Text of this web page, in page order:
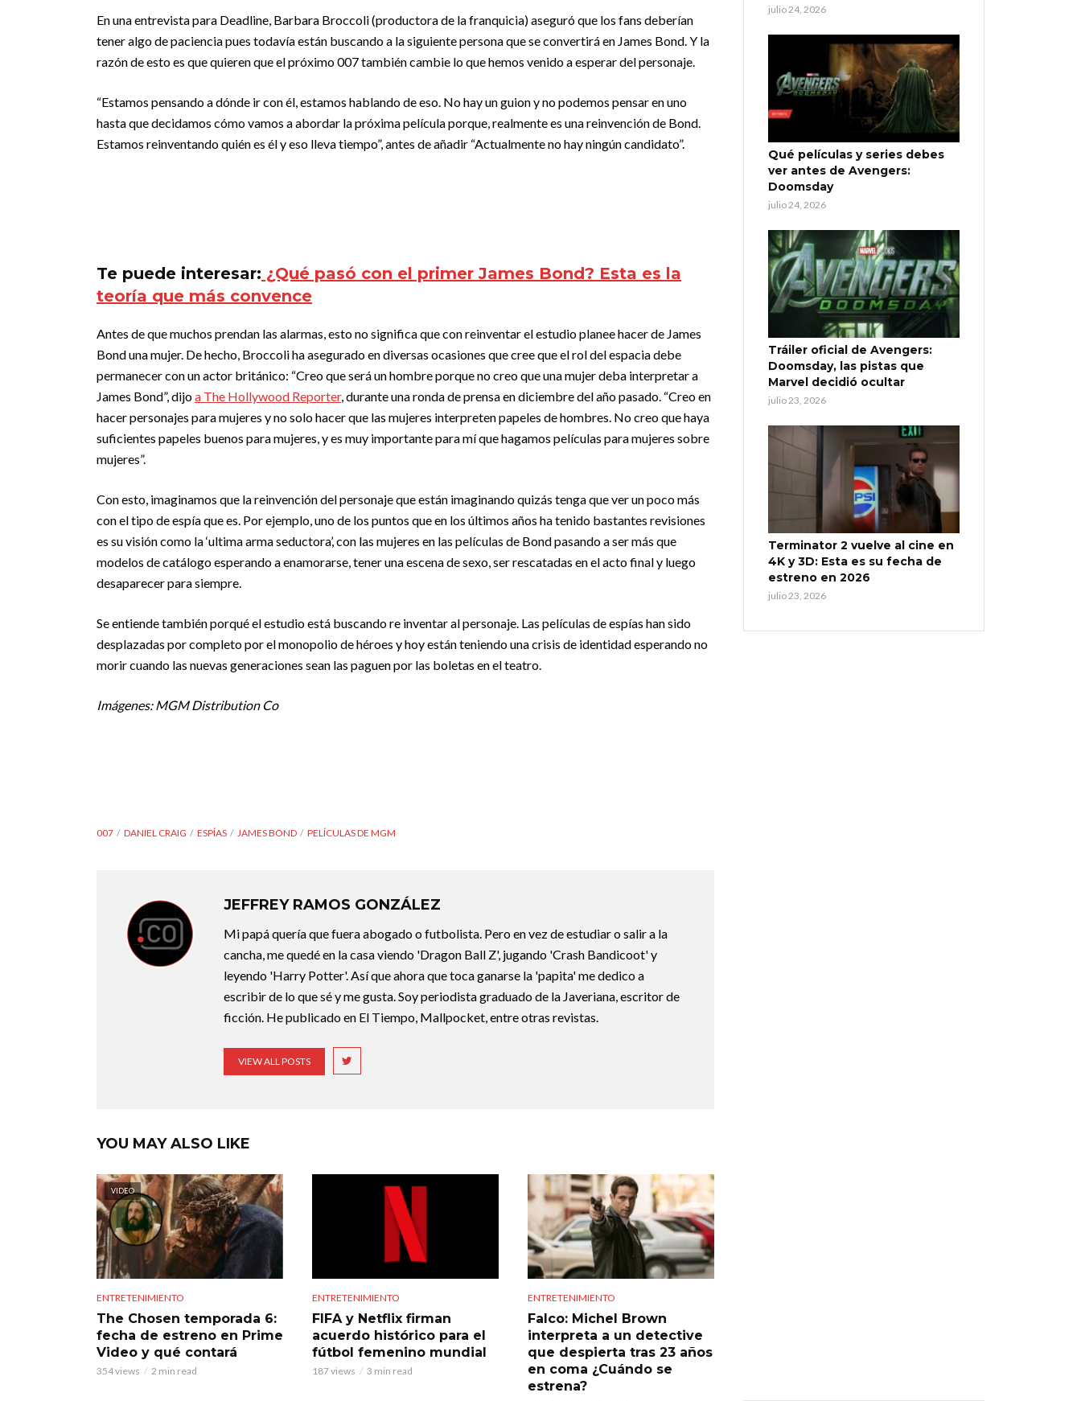
En una entrevista para Deadline, Barbara Broccoli (productora de la franquicia) aseguró que los fans deberían
tener algo de paciencia pues todavía están buscando a la siguiente persona que se convertirá en James Bond. Y la
razón de esto es que quieren que el próximo 007 también cambie lo que hemos venido a esperar del personaje.
“Estamos pensando a dónde ir con él, estamos hablando de eso. No hay un guion y no podemos pensar en uno
hasta que decidamos cómo vamos a abordar la próxima película porque, realmente es una reinvención de Bond.
Estamos reinventando quién es él y eso lleva tiempo”, antes de añadir “Actualmente no hay ningún candidato”.
Te puede interesar: ¿Qué pasó con el primer James Bond? Esta es la
teoría que más convence
Antes de que muchos prendan las alarmas, esto no significa que con reinventar el estudio planee hacer de James
Bond una mujer. De hecho, Broccoli ha asegurado en diversas ocasiones que cree que el rol del espacia debe
permanecer con un actor británico: “Creo que será un hombre porque no creo que una mujer deba interpretar a
James Bond”, dijoa The Hollywood Reporter, durante una ronda de prensa en diciembre del año pasado. “Creo en
hacer personajes para mujeres y no solo hacer que las mujeres interpreten papeles de hombres. No creo que haya
suficientes papeles buenos para mujeres, y es muy importante para mí que hagamos películas para mujeres sobre
mujeres”.
Con esto, imaginamos que la reinvención del personaje que están imaginando quizás tenga que ver un poco más
con el tipo de espía que es. Por ejemplo, uno de los puntos que en los últimos años ha tenido bastantes revisiones
es su visión como la ‘ultima arma seductora’, con las mujeres en las películas de Bond pasando a ser más que
modelos de catálogo esperando a enamorarse, tener una escena de sexo, ser rescatadas en el acto final y luego
desaparecer para siempre.
Se entiende también porqué el estudio está buscando re inventar al personaje. Las películas de espías han sido
desplazadas por completo por el monopolio de héroes y hoy están teniendo una crisis de identidad esperando no
morir cuando las nuevas generaciones sean las paguen por las boletas en el teatro.
Imágenes: MGM Distribution Co
007 DANIEL CRAIG ESPÍAS JAMES BOND PELÍCULAS DE MGM
JEFFREY RAMOS GONZÁLEZ
Mi papá quería que fuera abogado o futbolista. Pero en vez de estudiar o salir a la
cancha, me quedé en la casa viendo 'Dragon Ball Z', jugando 'Crash Bandicoot' y
leyendo 'Harry Potter'. Así que ahora que toca ganarse la 'papita' me dedico a
escribir de lo que sé y me gusta. Soy periodista graduado de la Javeriana, escritor de
ficción. He publicado en El Tiempo, Mallpocket, entre otras revistas.
VIEW ALL POSTS
YOU MAY ALSO LIKE
VIDEO
ENTRETENIMIENTO
The Chosen temporada 6:
fecha de estreno en Prime
Video y qué contará
354 views 2 min read
ENTRETENIMIENTO
FIFA y Netflix firman
acuerdo histórico para el
fútbol femenino mundial
187 views 3 min read
ENTRETENIMIENTO
Falco: Michel Brown
interpreta a un detective
que despierta tras 23 años
en coma ¿Cuándo se
estrena?
julio 24, 2026
Qué películas y series debes
ver antes de Avengers:
Doomsday
julio 24, 2026
Tráiler oficial de Avengers:
Doomsday, las pistas que
Marvel decidió ocultar
julio 23, 2026
Terminator 2 vuelve al cine en
4K y 3D: Esta es su fecha de
estreno en 2026
julio 23, 2026